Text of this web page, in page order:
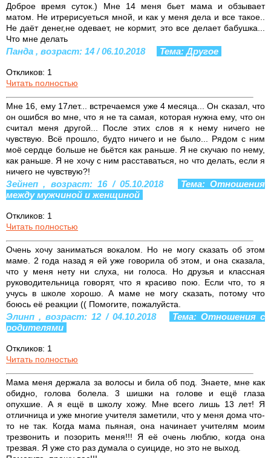
Доброе время суток.) Мне 14 меня бьет мама и обзывает
матом. Не итрерисуеться мной, и как у меня дела и все такое..
Не даёт денег,не одевает, не кормит, это все делает бабушка...
Что мне делать
Панда , возраст: 14 / 06.10.2018 Тема: Другое
Откликов: 1
Читать полностью
Мне 16, ему 17лет... встречаемся уже 4 месяца... Он сказал, что
он ошибся во мне, что я не та самая, которая нужна ему, что он
считал меня другой... После этих слов я к нему ничего не
чувствую. Всё прошло, будто ничего и не было... Рядом с ним
моё сердце больше не бьётся как раньше. Я не скучаю по нему,
как раньше. Я не хочу с ним расставаться, но что делать, если я
ничего не чувствую?!
Зейнеп , возраст: 16 / 05.10.2018
Тема: Отношения
между мужчиной и женщиной
Откликов: 1
Читать полностью
Очень хочу заниматься вокалом. Но не могу сказать об этом
маме. 2 года назад я ей уже говорила об этом, и она сказала,
что у меня нету ни слуха, ни голоса. Но друзья и классная
руководительница говорят, что я красиво пою. Если что, то я
учусь в школе хорошо. А маме не могу сказать, потому что
боюсь её реакции (( Помогите, пожалуйста.
Элинп , возраст: 12 / 04.10.2018
Тема: Отношения с
родителями
Откликов: 1
Читать полностью
Мама меня держала за волосы и била об под. Знаете, мне как
обидно, голова болела. 3 шишки на голове и ещё глаза
опухшие. А я ещё в школу хожу. Мне всего лишь 13 лет! Я
отличница и уже многие учителя заметили, что у меня дома что-
то не так. Когда мама пьяная, она начинает учителям моим
трезвонить и позорить меня!!! Я её очень люблю, когда она
трезвая. Я уже сто раз думала о суициде, но это не выход.